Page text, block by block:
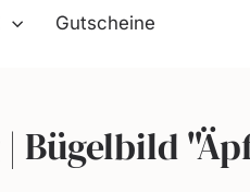
Gutscheine
Bügelbild